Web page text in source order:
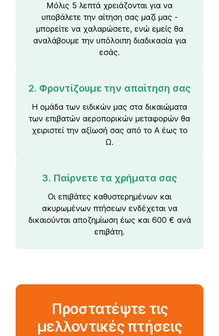
Μόλις 5 λεπτά χρειάζονται για να
υποβάλετε την αίτηση σας μαζί μας -
μπορείτε να χαλαρώσετε, ενώ εμείς θα
αναλάβουμε την υπόλοιπη διαδικασία για
εσάς.
2. Φροντίζουμε την απαίτηση σας
Η ομάδα των ειδικών μας στα δικαιώματα
των επιβατών αεροπορικών μεταφορών θα
χειριστεί την αξίωσή σας από το Α έως το
Ω.
3. Παίρνετε τα χρήματα σας
Οι επιβάτες καθυστερημένων και
ακυρωμένων πτήσεων ενδέχεται να
δικαιούνται αποζημίωση έως και 600 € ανά
επιβάτη.
Προστατέψτε τις
μελλοντικές πτήσεις